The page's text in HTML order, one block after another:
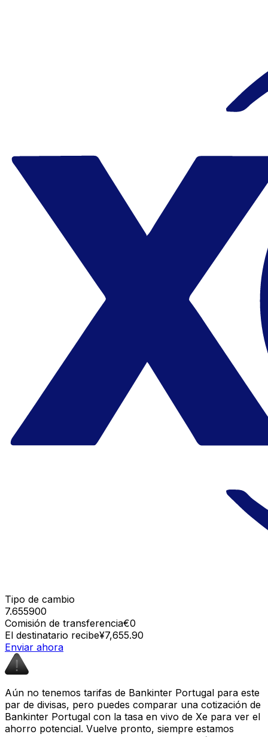
Tipo de cambio
7.655900
Comisión de transferencia€0
El destinatario recibe¥7,655.90
Enviar ahora
Aún no tenemos tarifas de Bankinter Portugal para este
par de divisas, pero puedes comparar una cotización de
Bankinter Portugal con la tasa en vivo de Xe para ver el
ahorro potencial. Vuelve pronto, siempre estamos